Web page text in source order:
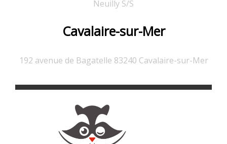
Neuilly S/S
Cavalaire-sur-Mer
192 avenue de Bagatelle 83240 Cavalaire-sur-Mer